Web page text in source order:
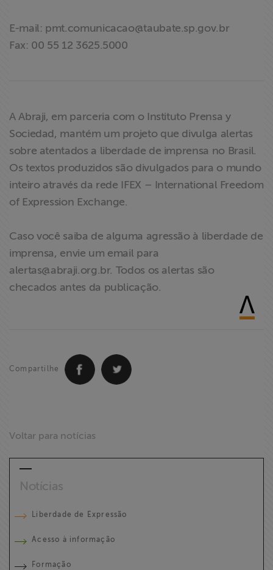
E-mail: pmt.comunicacao@taubate.sp.gov.br
Fax: 00 55 12 3625.5000
A Abraji, em parceria com o Instituto Prensa y
Sociedad, mantém um projeto que divulga alertas
sobre atentados a liberdade de imprensa no Brasil.
Os textos produzidos são divulgados para o mundo
inteiro através da rede IFEX – International Freedom
of Expression Exchange.
Caso você saiba de alguma agressão à liberdade de
imprensa, envie um email para
alertas@abraji.org.br. Todos os alertas são
checados antes da publicação.
Compartilhe
Voltar para notícias
Notícias
Liberdade de Expressão
Acesso à informação
Formação